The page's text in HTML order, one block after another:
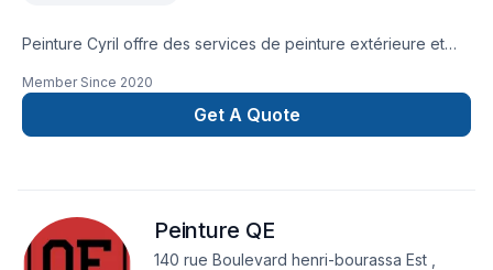
Peinture Cyril offre des services de peinture extérieure et
résidentiel, commercial ou même industriel, notre équipe de
peintres chevronnés est formée pour livrer un résultat qui
dépasse vos attentes.
Member Since 2020
Get A Quote
Peinture QE
140 rue Boulevard henri-bourassa Est ,